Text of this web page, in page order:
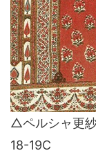
△ペルシャ更
18-19C